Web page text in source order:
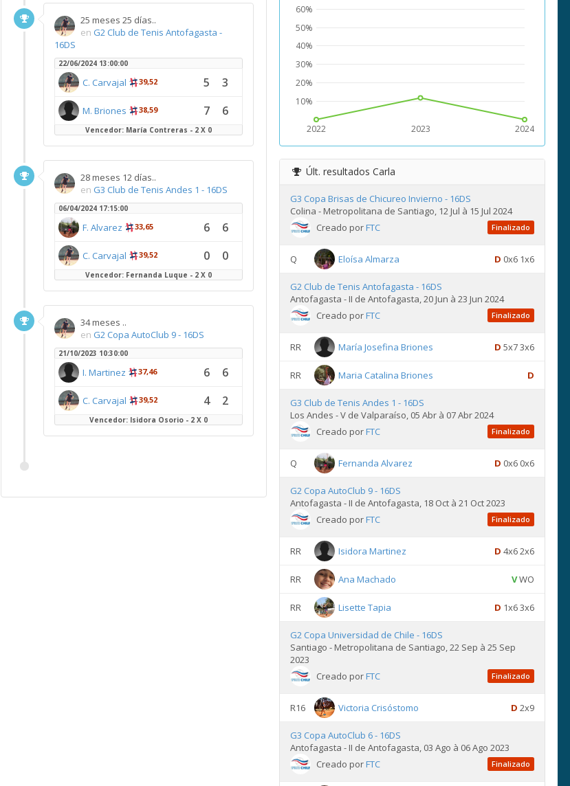
25 meses 25 días..
en G2 Club de Tenis Antofagasta -
16DS
22/06/2024 13:00:00
C. Carvajal 39,52 5 3
M. Briones 38,59 7 6
Vencedor: María Contreras - 2 X 0
28 meses 12 días..
en G3 Club de Tenis Andes 1 - 16DS
06/04/2024 17:15:00
F. Alvarez 33,65 6 6
C. Carvajal 39,52 0 0
Vencedor: Fernanda Luque - 2 X 0
34 meses ..
en G2 Copa AutoClub 9 - 16DS
21/10/2023 10:30:00
I. Martinez 37,46 6 6
C. Carvajal 39,52 4 2
Vencedor: Isidora Osorio - 2 X 0
2022 2023 2024
10%
20%
30%
40%
50%
60%
Últ. resultados Carla
G3 Copa Brisas de Chicureo Invierno - 16DS
Colina - Metropolitana de Santiago, 12 Jul à 15 Jul 2024
Creado porFTC Finalizado
Q Eloísa Almarza D 0x6 1x6
G2 Club de Tenis Antofagasta - 16DS
Antofagasta - II de Antofagasta, 20 Jun à 23 Jun 2024
Creado porFTC Finalizado
RR María Josefina Briones D 5x7 3x6
RR Maria Catalina Briones D
G3 Club de Tenis Andes 1 - 16DS
Los Andes - V de Valparaíso, 05 Abr à 07 Abr 2024
Creado porFTC Finalizado
Q Fernanda Alvarez D 0x6 0x6
G2 Copa AutoClub 9 - 16DS
Antofagasta - II de Antofagasta, 18 Oct à 21 Oct 2023
Creado porFTC Finalizado
RR Isidora Martinez D 4x6 2x6
RR Ana Machado VWO
RR Lisette Tapia D 1x6 3x6
G2 Copa Universidad de Chile - 16DS
Santiago - Metropolitana de Santiago, 22 Sep à 25 Sep
2023
Creado porFTC Finalizado
R16 Victoria Crisóstomo D 2x9
G3 Copa AutoClub 6 - 16DS
Antofagasta - II de Antofagasta, 03 Ago à 06 Ago 2023
Creado porFTC Finalizado